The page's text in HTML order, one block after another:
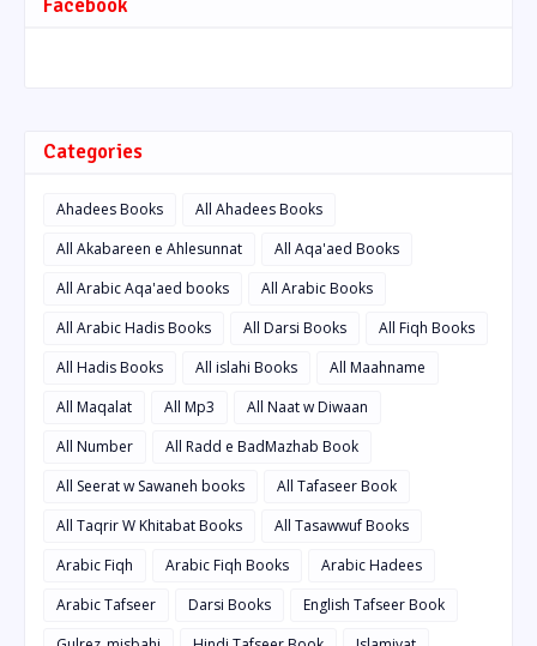
Facebook
Categories
Ahadees Books
All Ahadees Books
All Akabareen e Ahlesunnat
All Aqa'aed Books
All Arabic Aqa'aed books
All Arabic Books
All Arabic Hadis Books
All Darsi Books
All Fiqh Books
All Hadis Books
All islahi Books
All Maahname
All Maqalat
All Mp3
All Naat w Diwaan
All Number
All Radd e BadMazhab Book
All Seerat w Sawaneh books
All Tafaseer Book
All Taqrir W Khitabat Books
All Tasawwuf Books
Arabic Fiqh
Arabic Fiqh Books
Arabic Hadees
Arabic Tafseer
Darsi Books
English Tafseer Book